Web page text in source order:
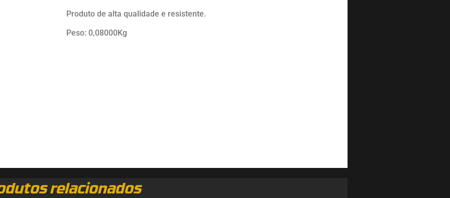
Produto de alta qualidade e resistente.
Peso: 0,08000Kg
relacionados